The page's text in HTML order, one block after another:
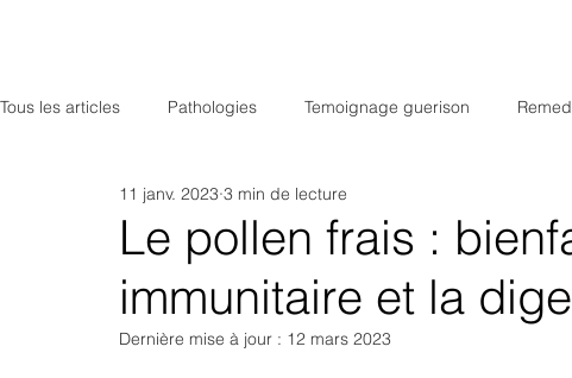
Tous les articles Pathologies Temoignage guerison
Respiration Psychologie
Le monde de la naturopathie Hygiène quotidienne
Le pollen frais :
immunitaire et la
11 janv. 2023 3 min de lecture
Dernière mise à jour : 12 mars 2023